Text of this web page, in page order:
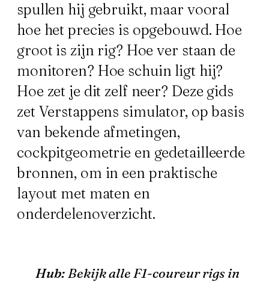
spullen hij gebruikt, maar vooral
hoe het precies is opgebouwd. Hoe
groot is zijn rig? Hoe ver staan de
monitoren? Hoe schuin ligt hij?
Hoe zet je dit zelf neer? Deze gids
zet Verstappens simulator, op basis
van bekende afmetingen,
cockpitgeometrie en gedetailleerde
bronnen, om in een praktische
layout met maten en
onderdelenoverzicht.
Hub:Bekijk alle F1-coureur rigs in